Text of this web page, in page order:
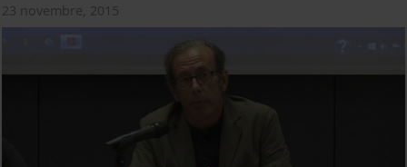
23 novembre, 2015